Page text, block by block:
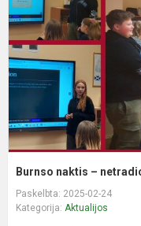
Burnso naktis –
Paskelbta: 2025-02-24
Kategorija: Aktualijos